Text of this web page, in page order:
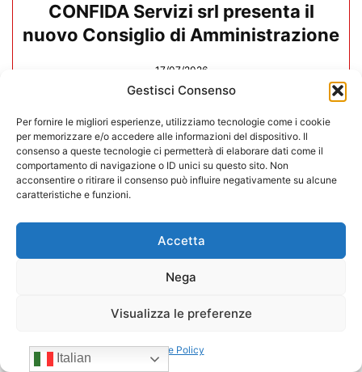
Gestisci Consenso
Per fornire le migliori esperienze, utilizziamo tecnologie come i cookie
per memorizzare e/o accedere alle informazioni del dispositivo. Il
consenso a queste tecnologie ci permetterà di elaborare dati come il
comportamento di navigazione o ID unici su questo sito. Non
acconsentire o ritirare il consenso può influire negativamente su alcune
caratteristiche e funzioni.
Accetta
Nega
Visualizza le preferenze
Cookie Policy
CONFIDA Servizi srl presenta il
nuovo Consiglio di Amministrazione
17/07/2026
Presidente di CONFIDA per il
Italian